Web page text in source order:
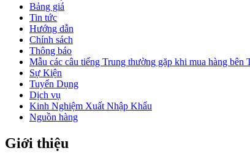
Bảng giá
Tin tức
Hướng dẫn
Chính sách
Thông báo
Mẫu các câu tiếng Trung thường gặp khi mua hàng bên
Sự Kiện
Tuyển Dụng
Dịch vụ
Kinh Nghiệm Xuất Nhập Khẩu
Nguồn hàng
Giới thiệu